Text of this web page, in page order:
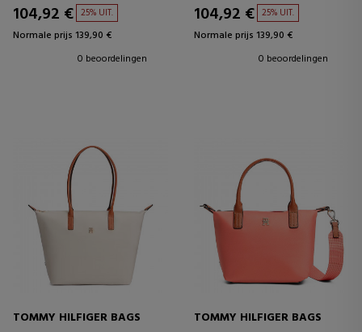
104,92 € 25% UIT.
Normale prijs 139,90 €
0 beoordelingen
104,92 € 25% UIT.
Normale prijs 139,90 €
0 beoordelingen
TOMMY HILFIGER BAGS
TOMMY HILFIGER BAGS